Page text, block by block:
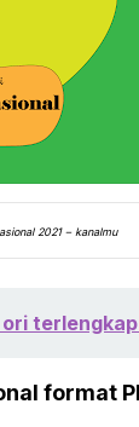
2021 – kanalmu
format